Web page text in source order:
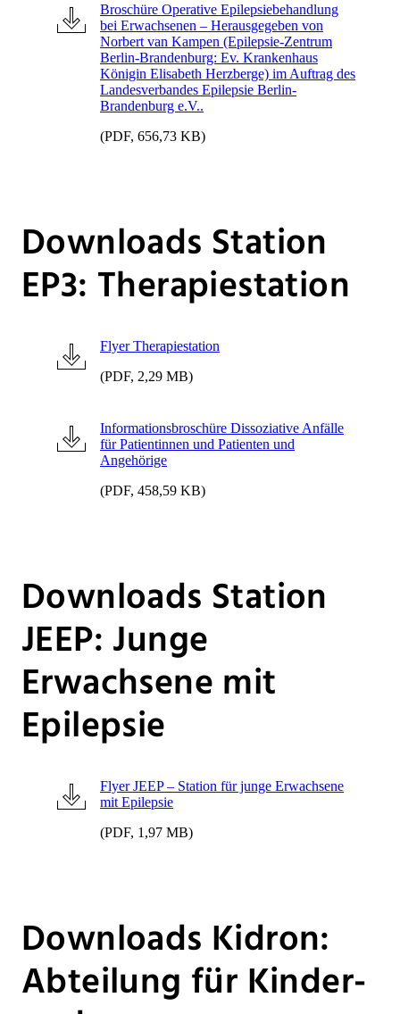
Broschüre Operative Epilepsiebehandlung
bei Erwachsenen – Herausgegeben von
Norbert van Kampen (Epilepsie-Zentrum
Berlin-Brandenburg: Ev. Krankenhaus
Königin Elisabeth Herzberge) im Auftrag des
Landesverbandes Epilepsie Berlin-
Brandenburg e.V..
(PDF, 656,73 KB)
Downloads Station
EP3: Therapiestation
Flyer Therapiestation
(PDF, 2,29 MB)
Informationsbroschüre Dissoziative Anfälle
für Patientinnen und Patienten und
Angehörige
(PDF, 458,59 KB)
Downloads Station
JEEP: Junge
Erwachsene mit
Epilepsie
Flyer JEEP – Station für junge Erwachsene
mit Epilepsie
(PDF, 1,97 MB)
Downloads Kidron:
Abteilung für Kinder-